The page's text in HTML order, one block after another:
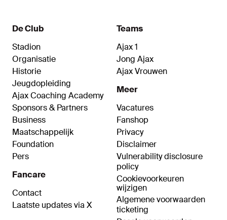
De Club
Stadion
Organisatie
Historie
Jeugdopleiding
Ajax Coaching Academy
Sponsors & Partners
Business
Maatschappelijk
Foundation
Pers
Fancare
Contact
Laatste updates via X
Teams
Ajax 1
Jong Ajax
Ajax Vrouwen
Meer
Vacatures
Fanshop
Privacy
Disclaimer
Vulnerability disclosure
policy
Cookievoorkeuren
wijzigen
Algemene voorwaarden
ticketing